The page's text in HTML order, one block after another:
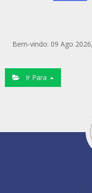
Bem-vindo: 09 Ago
Ir Para